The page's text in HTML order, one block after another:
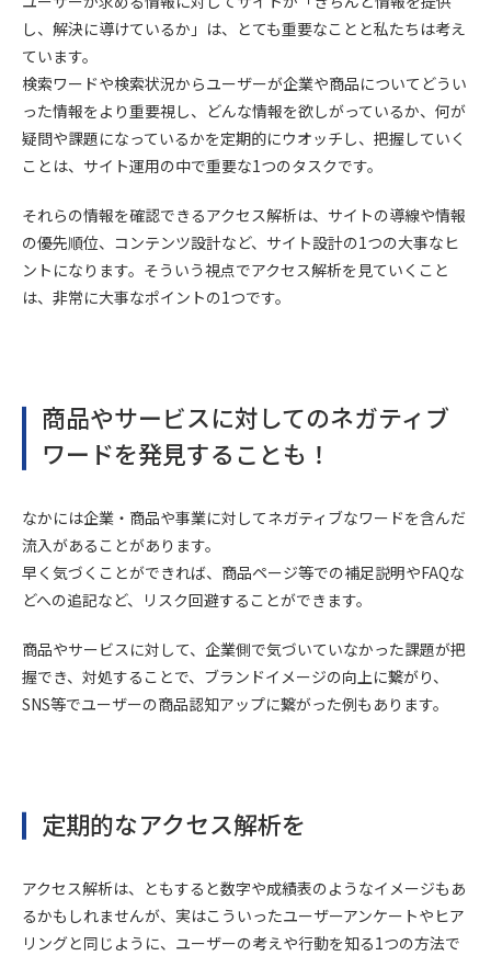
し、解決に導けているか」は、とても重要なことと私たちは考え
ています。
検索ワードや検索状況からユーザーが企業や商品についてどうい
った情報をより重要視し、どんな情報を欲しがっているか、何が
疑問や課題になっているかを定期的にウオッチし、把握していく
ことは、サイト運用の中で重要な1つのタスクです。
それらの情報を確認できるアクセス解析は、サイトの導線や情報
の優先順位、コンテンツ設計など、サイト設計の1つの大事なヒ
ントになります。そういう視点でアクセス解析を見ていくこと
は、非常に大事なポイントの1つです。
商品やサービスに対してのネガティブ
ワードを発見することも！
なかには企業・商品や事業に対してネガティブなワードを含んだ
流入があることがあります。
早く気づくことができれば、商品ページ等での補足説明やFAQな
どへの追記など、リスク回避することができます。
商品やサービスに対して、企業側で気づいていなかった課題が把
握でき、対処することで、ブランドイメージの向上に繋がり、
SNS等でユーザーの商品認知アップに繋がった例もあります。
定期的なアクセス解析を
アクセス解析は、ともすると数字や成績表のようなイメージもあ
るかもしれませんが、実はこういったユーザーアンケートやヒア
リングと同じように、ユーザーの考えや行動を知る1つの方法で